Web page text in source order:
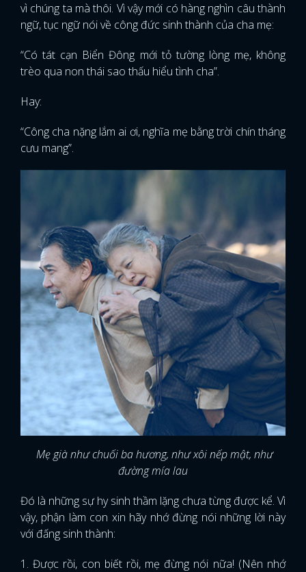
vì chúng ta mà thôi. Vì vậy mới có hàng nghìn câu thành
ngữ, tục ngữ nói về công đức sinh thành của cha mẹ:
“Có tát cạn Biển Đông mới tỏ tường lòng mẹ, không
trèo qua non thái sao thấu hiểu tình cha”.
Hay:
“Công cha nặng lắm ai ơi, nghĩa mẹ bằng trời chín tháng
cưu mang”.
Mẹ già như chuối ba hương, như xôi nếp mật, như
đường mía lau
Đó là những sự hy sinh thầm lặng chưa từng được kể. Vì
vậy, phận làm con xin hãy nhớ đừng nói những lời này
với đấng sinh thành:
1. Được rồi, con biết rồi, mẹ đừng nói nữa! (Nên nhớ